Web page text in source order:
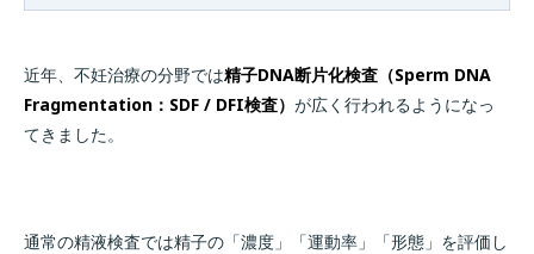
近年、不妊治療の分野では精子DNA断片化検査（Sperm DNA
Fragmentation：SDF / DFI検査） が広く行われるようになっ
てきました。
通常の精液検査では精子の「濃度」「運動率」「形態」を評価し